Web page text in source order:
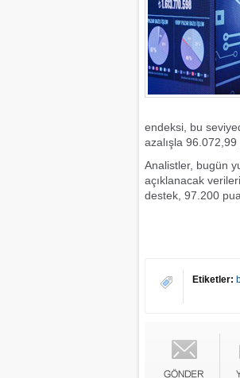
endeksi, bu
azalışla 96.072,99
Analistler, bugün
açıklanacak
destek, 97.200
Etiketler: